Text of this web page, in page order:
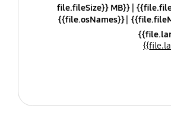
{{file.fileSize}} MB
{{file.osNames}}